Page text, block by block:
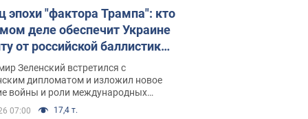
эпохи "фактора Трампа": кто
деле обеспечит Украине
от российской баллистики.
с Безсмертным
Зеленский встретился с
дипломатом и изложил новое
войны и роли международных
в борьбе с Россией
07:00 17,4 т.